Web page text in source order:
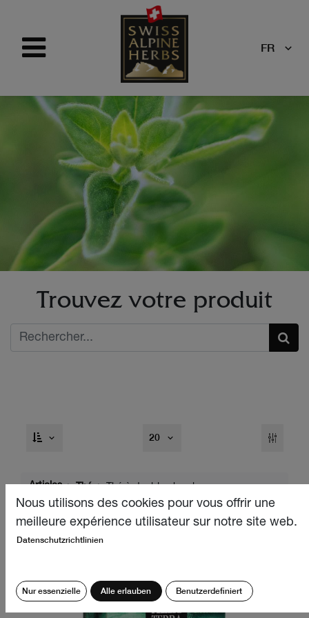
FR
Trouvez votre produit
20
Articles Thé Thé à double chambre
Nous utilisons des cookies pour vous offrir une
meilleure expérience utilisateur sur notre site web.
Datenschutzrichtlinien
Nur essenzielle Alle erlauben Benutzerdefiniert